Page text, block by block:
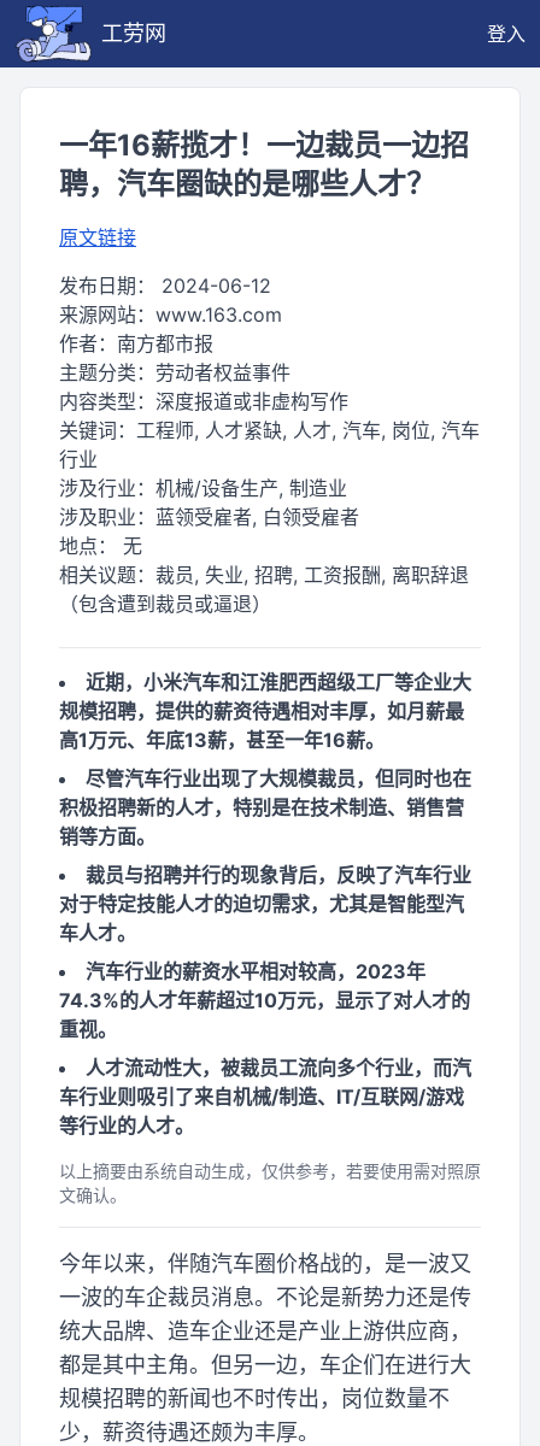
工劳网 登入
一年16薪揽才！一边裁员一边招
聘，汽车圈缺的是哪些人才？
原文链接
发布日期： 2024-06-12
来源网站： www.163.com
作者： 南方都市报
主题分类： 劳动者权益事件
内容类型： 深度报道或非虚构写作
关键词： 工程师, 人才紧缺, 人才, 汽车, 岗位, 汽车
行业
涉及行业： 机械/设备生产, 制造业
涉及职业： 蓝领受雇者, 白领受雇者
地点： 无
相关议题： 裁员, 失业, 招聘, 工资报酬, 离职辞退
（包含遭到裁员或逼退）
近期，小米汽车和江淮肥西超级工厂等企业大
规模招聘，提供的薪资待遇相对丰厚，如月薪最
高1万元、年底13薪，甚至一年16薪。
尽管汽车行业出现了大规模裁员，但同时也在
积极招聘新的人才，特别是在技术制造、销售营
销等方面。
裁员与招聘并行的现象背后，反映了汽车行业
对于特定技能人才的迫切需求，尤其是智能型汽
车人才。
汽车行业的薪资水平相对较高，2023年
74.3%的人才年薪超过10万元，显示了对人才的
重视。
人才流动性大，被裁员工流向多个行业，而汽
车行业则吸引了来自机械/制造、IT/互联网/游戏
等行业的人才。
以上摘要由系统自动生成，仅供参考，若要使用需对照原
文确认。
今年以来，伴随汽车圈价格战的，是一波又
一波的车企裁员消息。不论是新势力还是传
统大品牌、造车企业还是产业上游供应商，
都是其中主角。但另一边，车企们在进行大
规模招聘的新闻也不时传出，岗位数量不
少，薪资待遇还颇为丰厚。